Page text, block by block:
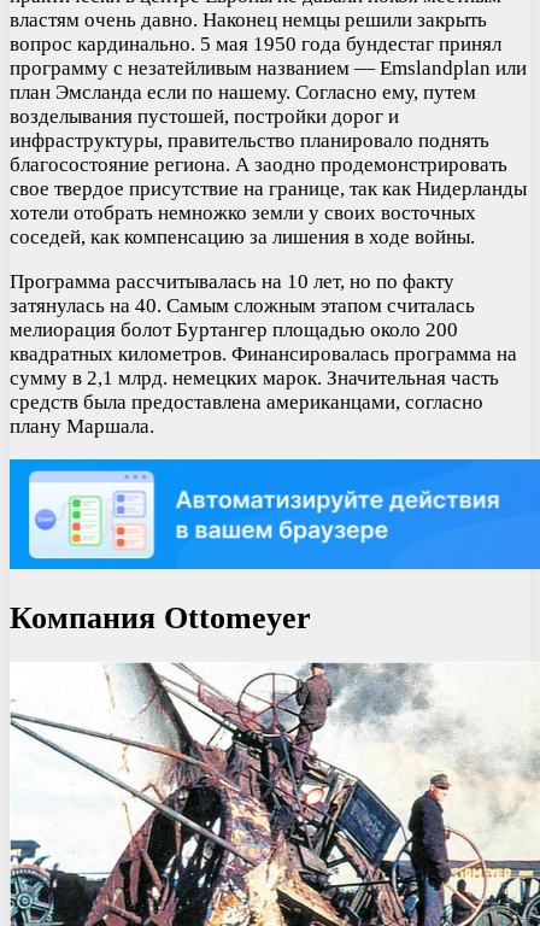
властям очень давно. Наконец немцы решили закрыть
вопрос кардинально. 5 мая 1950 года бундестаг принял
программу с незатейливым названием — Emslandplan или
план Эмсланда если по нашему. Согласно ему, путем
возделывания пустошей, постройки дорог и
инфраструктуры, правительство планировало поднять
благосостояние региона. А заодно продемонстрировать
свое твердое присутствие на границе, так как Нидерланды
хотели отобрать немножко земли у своих восточных
соседей, как компенсацию за лишения в ходе войны.
Программа рассчитывалась на 10 лет, но по факту
затянулась на 40. Самым сложным этапом считалась
мелиорация болот Буртангер площадью около 200
квадратных километров. Финансировалась программа на
сумму в 2,1 млрд. немецких марок. Значительная часть
средств была предоставлена американцами, согласно
плану Маршала.
Компания Ottomeyer